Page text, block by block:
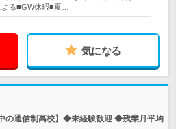
る■GW休暇■夏…
気になる
の通信制高校】◆未経験歓迎 ◆残業月平均